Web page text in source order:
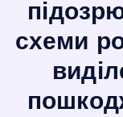
схеми